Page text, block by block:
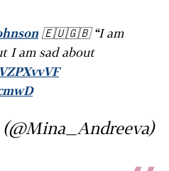
🇪🇺🇬🇧 “I am
I am sad about